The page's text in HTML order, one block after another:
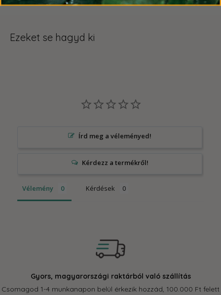
Ezeket se hagyd ki
Írd meg a véleményed!
Vélemény Kérdések
Gyors, magyarországi raktárból való szállítás
Csomagod 1-4 munkanapon belül érkezik hozzád, 100.000 Ft felett